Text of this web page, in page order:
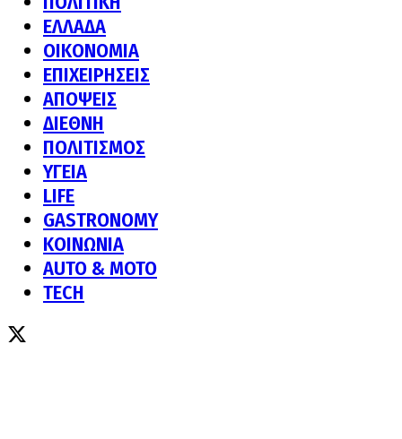
ΕΛΛΑΔΑ
ΟΙΚΟΝΟΜΙΑ
ΕΠΙΧΕΙΡΗΣΕΙΣ
ΑΠΟΨΕΙΣ
ΔΙΕΘΝΗ
ΠΟΛΙΤΙΣΜΟΣ
ΥΓΕΙΑ
LIFE
GASTRONOMY
ΚΟΙΝΩΝΙΑ
AUTO & MOTO
TECH